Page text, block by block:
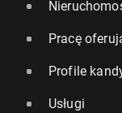
Pracę
Profile
Usługi